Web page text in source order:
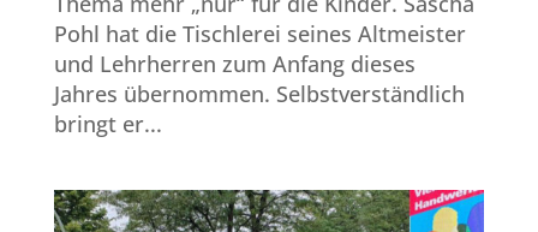
Pohl hat die Tischlerei seines Altmeister
und Lehrherren zum Anfang dieses
Jahres übernommen. Selbstverständlich
bringt er...